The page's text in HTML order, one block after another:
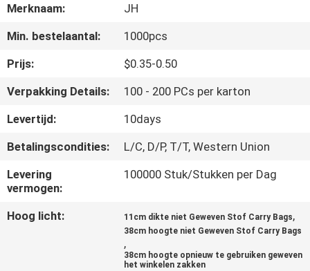
KWALITEITSCONTROLE
CONTACTEER
ONS
NIEUWS
VERZOEK
OM
Merknaam:
JH
Min. bestelaantal:
1000pcs
Prijs:
$0.35-0.50
Verpakking Details:
100 - 200 PCs per karton
Levertijd:
10days
Betalingscondities:
L/C, D/P, T/T, Western Union
Levering
vermogen:
100000 Stuk/Stukken per Dag
Hoog licht: 11cm dikte niet Geweven Stof Carry Bags,
38cm hoogte niet Geweven Stof Carry Bags
,
38cm hoogte opnieuw te gebruiken geweven
het winkelen zakken